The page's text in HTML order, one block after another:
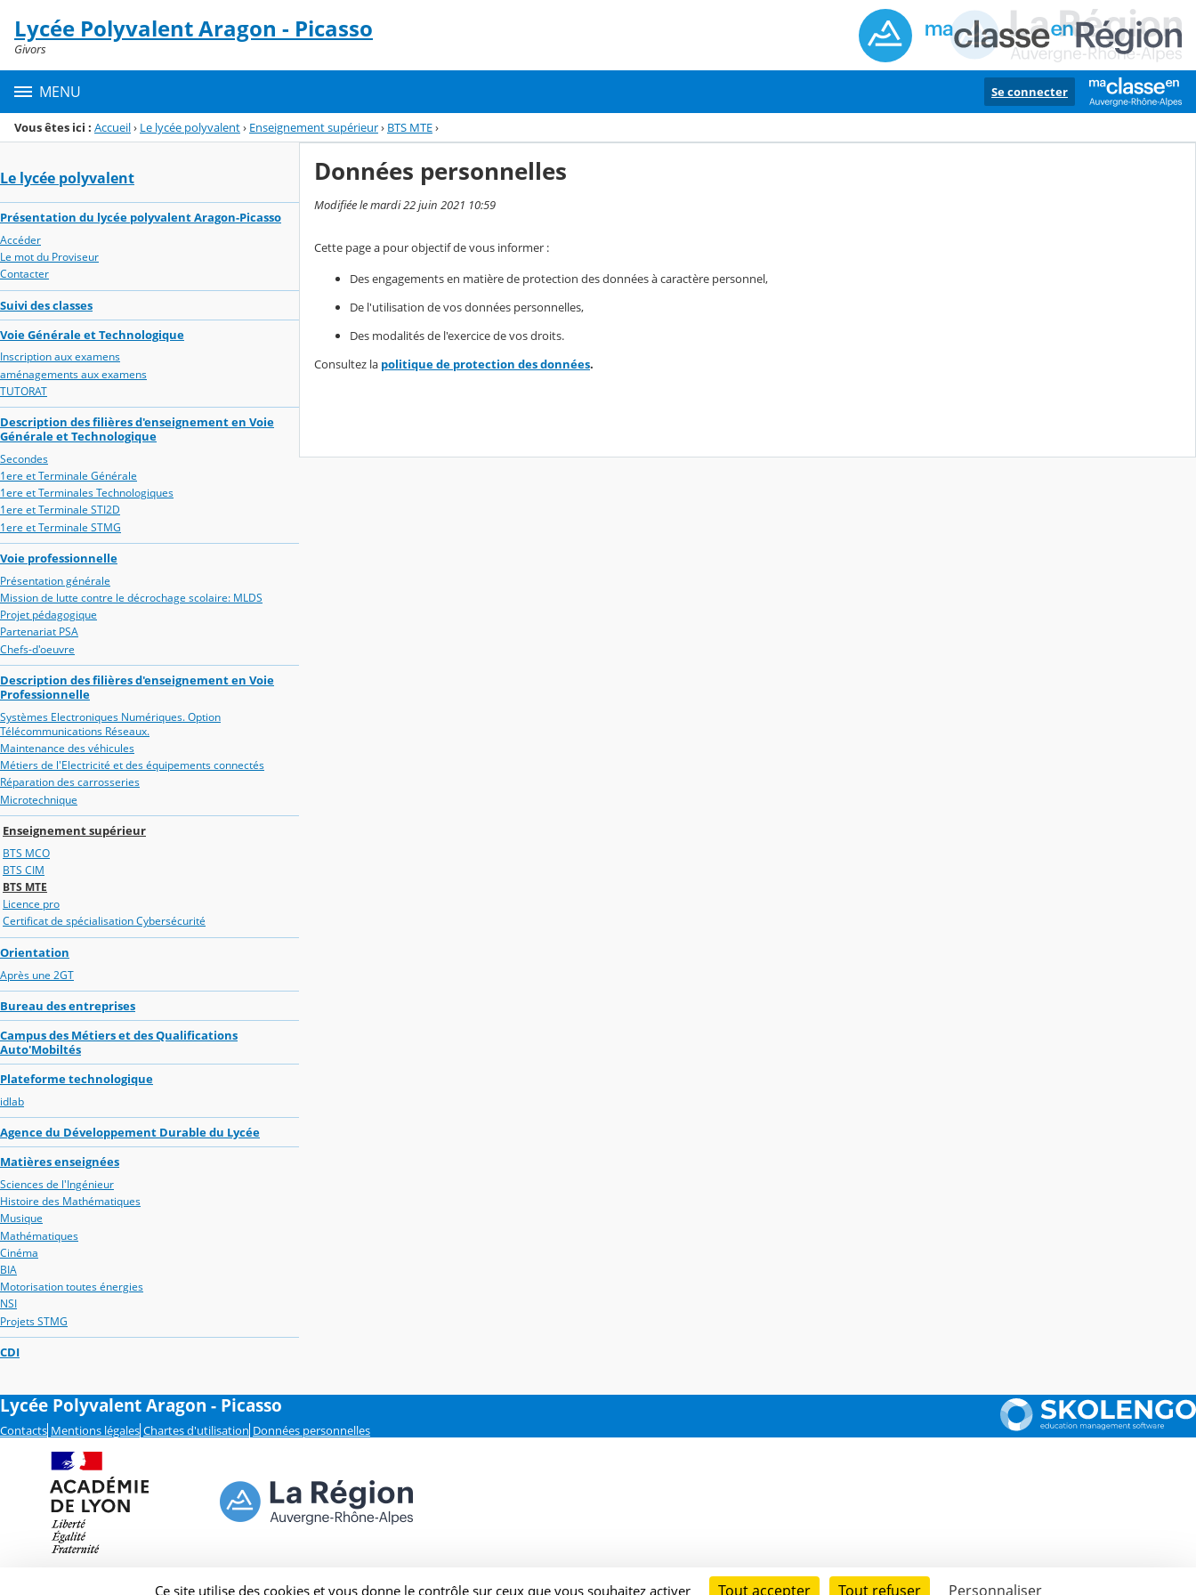
Menu de la rubrique
Contenu
Lycée Polyvalent Aragon - Picasso
Givors
MENU Se connecter
Vous êtes ici : Accueil› Le lycée polyvalent› Enseignement supérieur› BTS MTE›
Le lycée polyvalent
Présentation du lycée polyvalent Aragon-Picasso
Accéder
Le mot du Proviseur
Contacter
Suivi des classes
Voie Générale et Technologique
Inscription aux examens
aménagements aux examens
TUTORAT
Description des filières d'enseignement en Voie
Générale et Technologique
Secondes
1ere et Terminale Générale
1ere et Terminales Technologiques
1ere et Terminale STI2D
1ere et Terminale STMG
Voie professionnelle
Présentation générale
Mission de lutte contre le décrochage scolaire: MLDS
Projet pédagogique
Partenariat PSA
Chefs-d'oeuvre
Description des filières d'enseignement en Voie
Professionnelle
Systèmes Electroniques Numériques. Option
Télécommunications Réseaux.
Maintenance des véhicules
Métiers de l'Electricité et des équipements connectés
Réparation des carrosseries
Microtechnique
Enseignement supérieur
BTS MCO
BTS CIM
BTS MTE
Licence pro
Certificat de spécialisation Cybersécurité
Orientation
Après une 2GT
Bureau des entreprises
Campus des Métiers et des Qualifications
Auto'Mobiltés
Plateforme technologique
idlab
Agence du Développement Durable du Lycée
Matières enseignées
Sciences de l'Ingénieur
Histoire des Mathématiques
Musique
Mathématiques
Cinéma
BIA
Motorisation toutes énergies
NSI
Projets STMG
CDI
Données personnelles
Modifiée le mardi 22 juin 2021 10:59
Cette page a pour objectif de vous informer :
Des engagements en matière de protection des données à caractère personnel,
De l'utilisation de vos données personnelles,
Des modalités de l'exercice de vos droits.
Consultez la politique de protection des données.
Lycée Polyvalent Aragon - Picasso
Contacts Mentions légales Chartes d'utilisation Données personnelles
Ce site utilise des cookies et vous donne le contrôle sur ceux que vous souhaitez activer Tout accepter Tout refuser Personnaliser